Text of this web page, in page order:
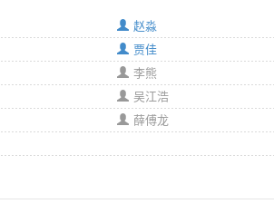
赵淼
贾佳
李熊
吴江浩
薛傅龙